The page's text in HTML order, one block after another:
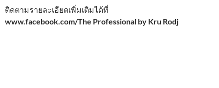
ติดตามรายละเอียดเพิ่มเติมได้ที่
www.facebook.com/The Professional by Kru Rodj